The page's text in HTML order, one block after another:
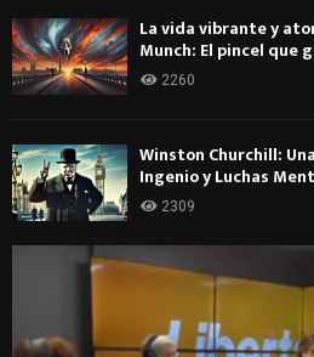
La vida vibrante y
Munch: El pincel que
2260
Winston Churchill:
Ingenio y Luchas
2309